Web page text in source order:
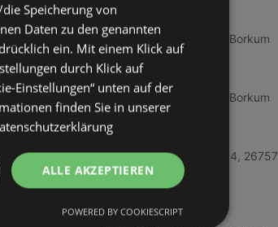
Rossmann
Strandstraße 22, 26757 Borkum
Rossmann
Strandstraße 22, 26757 Borkum
Eucerin
Am Georg Schütte Platz 4, 26757
Borkum
Eucerin
Speicherung von
Daten zu den genannten
ein. Mit einem Klick auf
durch Klick auf
Einstellungen“ unten auf der
finden Sie in unserer
ALLE AKZEPTIEREN
POWERED BY COOKIESCRIPT